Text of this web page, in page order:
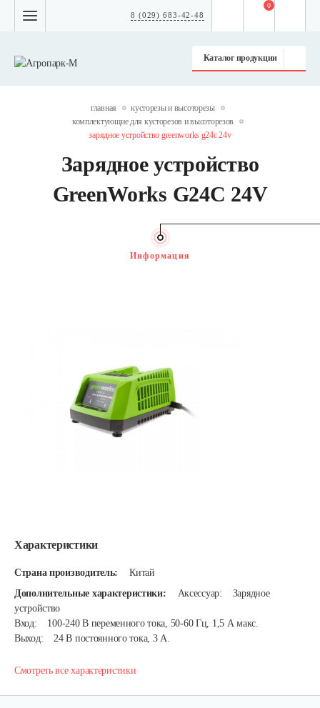
8 (029) 683-42-48
Каталог продукции
0
главная
кусторезы и высоторезы
комплектующие для кусторезов и высоторезов
зарядное устройство greenworks g24c 24v
Зарядное устройство
GreenWorks G24C 24V
Характеристики
Страна производитель:
Китай
Дополнительные характеристики:
Аксессуар: Зарядное
устройство
Вход: 100-240 В переменного тока, 50-60 Гц, 1,5 А макс.
Выход: 24 В постоянного тока, 3 А.
Смотреть все характеристики
Информация